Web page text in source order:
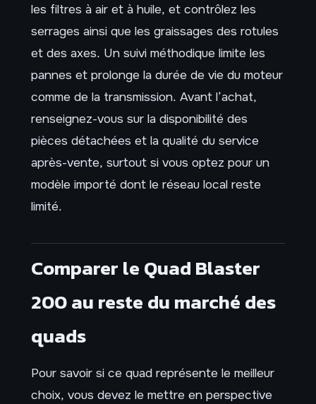
les filtres à air et à huile, et contrôlez les
serrages ainsi que les graissages des rotules
et des axes. Un suivi méthodique limite les
pannes et prolonge la durée de vie du moteur
comme de la transmission. Avant l’achat,
renseignez-vous sur la disponibilité des
pièces détachées et la qualité du service
après-vente, surtout si vous optez pour un
modèle importé dont le réseau local reste
limité.
Comparer le Quad Blaster
200 au reste du marché des
quads
Pour savoir si ce quad représente le meilleur
choix, vous devez le mettre en perspective